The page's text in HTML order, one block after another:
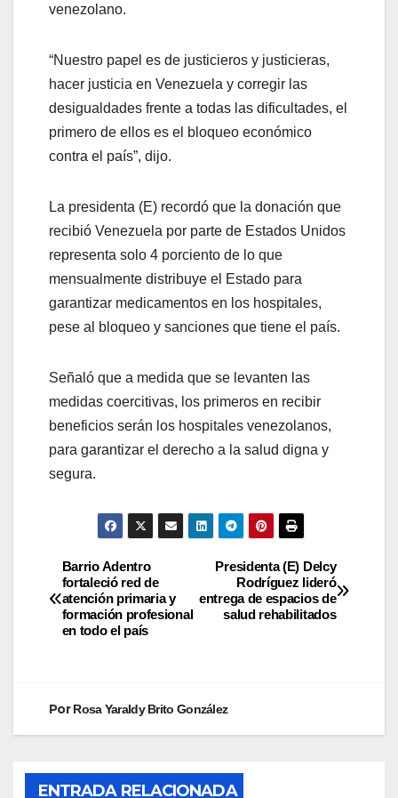
venezolano.
“Nuestro papel es de justicieros y justicieras,
hacer justicia en Venezuela y corregir las
desigualdades frente a todas las dificultades, el
primero de ellos es el bloqueo económico
contra el país”, dijo.
La presidenta (E) recordó que la donación que
recibió Venezuela por parte de Estados Unidos
representa solo 4 porciento de lo que
mensualmente distribuye el Estado para
garantizar medicamentos en los hospitales,
pese al bloqueo y sanciones que tiene el país.
Señaló que a medida que se levanten las
medidas coercitivas, los primeros en recibir
beneficios serán los hospitales venezolanos,
para garantizar el derecho a la salud digna y
segura.
Presidenta (E) Delcy
Rodríguez lideró
entrega de espacios de
salud rehabilitados
Barrio Adentro
fortaleció red de
atención primaria y
formación profesional
en todo el país
PorRosa Yaraldy Brito González
ENTRADA RELACIONADA